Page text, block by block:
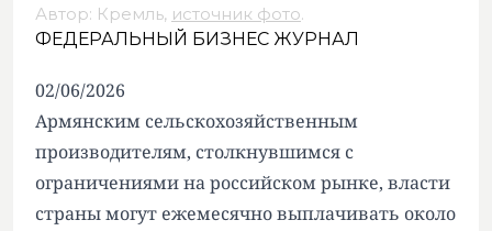
Автор: Кремль, источник фото.
ФЕДЕРАЛЬНЫЙ БИЗНЕС ЖУРНАЛ
02/06/2026
Армянским сельскохозяйственным
производителям, столкнувшимся с
ограничениями на российском рынке, власти
страны могут ежемесячно выплачивать около